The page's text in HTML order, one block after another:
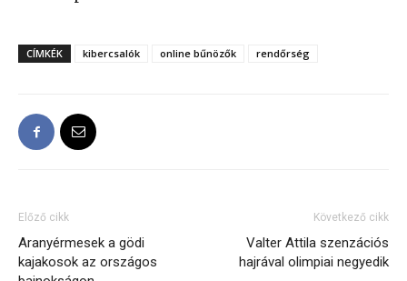
CÍMKÉK kibercsalók online bűnözők rendőrség
Előző cikk
Aranyérmesek a gödi
kajakosok az országos
Következő cikk
Valter Attila szenzációs
hajrával olimpiai negyedik